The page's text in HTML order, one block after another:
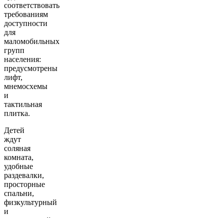
соответствовать
требованиям
доступности
для
маломобильных
групп
населения:
предусмотрены
лифт,
мнемосхемы
и
тактильная
плитка.
Детей
ждут
соляная
комната,
удобные
раздевалки,
просторные
спальни,
физкультурный
и